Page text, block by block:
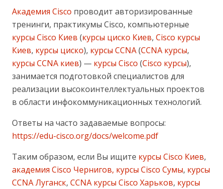
Академия Cisco проводит авторизированные
тренинги, практикумы Cisco, компьютерные
курсы Cisco Киев (курсы циско Киев, Cisco курсы
Киев, курсы циско), курсы CCNA(CCNA курсы,
курсы CCNA киев) — курсы Cisco (Cisco курсы),
занимается подготовкой специалистов для
реализации высокоинтеллектуальных проектов
в области инфокоммуникационных технологий.
Ответы на часто задаваемые вопросы:
https://edu-cisco.org/docs/welcome.pdf
Таким образом, если Вы ищите курсы Cisco Киев,
академия Cisco Чернигов, курсы Cisco Сумы, курсы
CCNA Луганск, CCNA курсы Cisco Харьков, курсы